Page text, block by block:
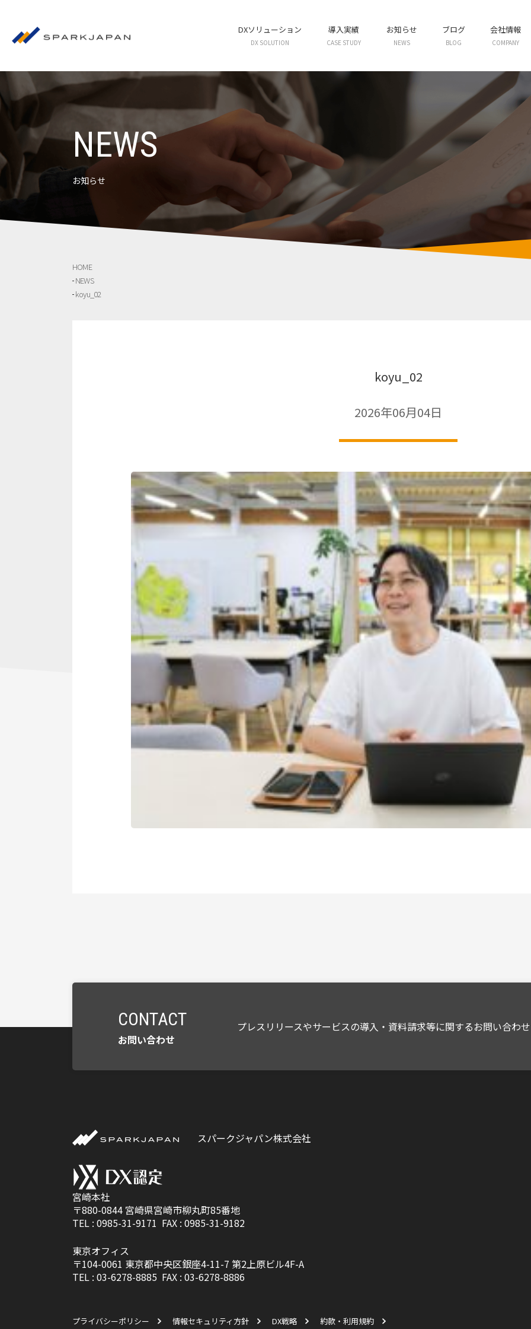
DXソリューション
DX SOLUTION
導入実績
CASE STUDY
お知らせ
NEWS
ブログ
BLOG
会社情報
COMPANY
NEWS
お知らせ
HOME
NEWS
koyu_02
koyu_02
2026年06月04日
CONTACT
お問い合わせ
プレスリリースやサービスの導入・資料請求等に関するお問い合わ
スパークジャパン株式会社
宮崎本社
〒880-0844 宮崎県宮崎市柳丸町85番地
TEL : 0985-31-9171 FAX : 0985-31-9182
東京オフィス
〒104-0061 東京都中央区銀座4-11-7 第2上原ビル4F-A
TEL : 03-6278-8885 FAX : 03-6278-8886
プライバシーポリシー 情報セキュリティ方針 DX戦略 約款・利用規約